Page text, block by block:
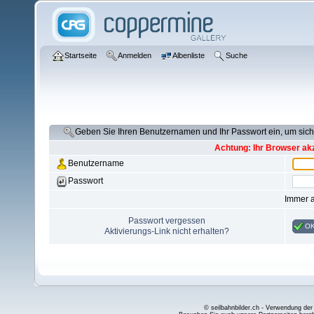
Startseite Anmelden Albenliste Suche
Geben Sie Ihren Benutzernamen und Ihr Passwort ein, um
Achtung: Ihr Browser
Benutzername
Passwort
Immer
Passwort vergessen
Aktivierungs-Link nicht erhalten?
© seilbahnbilder.ch - Verwendung